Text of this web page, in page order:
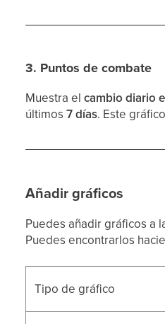
3. Puntos de combate
Muestra elcambio diario
últimos7 días. Este
Añadir gráficos
Puedes añadir gráficos a
Puedes encontrarlos
Tipo de gráfico